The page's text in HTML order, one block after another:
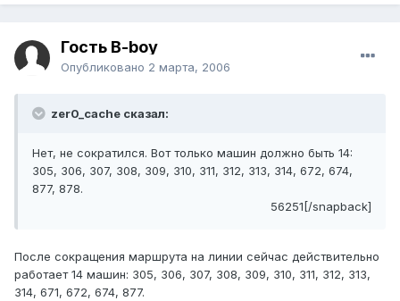
Гость B-boy
Опубликовано 2 марта, 2006
zer0_cache сказал:
Нет, не сократился. Вот только машин должно быть 14:
305, 306, 307, 308, 309, 310, 311, 312, 313, 314, 672, 674,
877, 878.
56251[/snapback]
После сокращения маршрута на линии сейчас действительно
работает 14 машин: 305, 306, 307, 308, 309, 310, 311, 312, 313,
314, 671, 672, 674, 877.